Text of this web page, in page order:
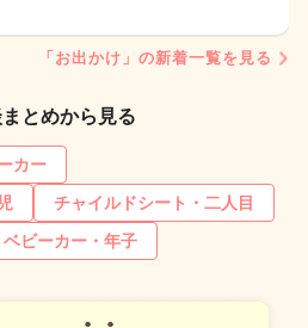
「お出かけ」の新着一覧を見る
とめから見る
カー
チャイルドシート・二人目
ベビーカー・年子